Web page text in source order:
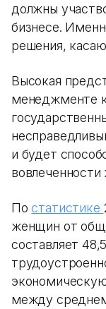
должны
бизнесе.
решения,
Высокая
менеджменте
и будет
Постатистике
женщин от
составляет
между